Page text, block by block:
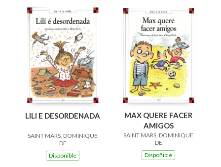
LILI E DESORDENADA
SAINT MARS, DOMINIQUE
DE
Dispoñible
MAX QUERE FACER
AMIGOS
SAINT MARS, DOMINIQUE
DE
Dispoñible